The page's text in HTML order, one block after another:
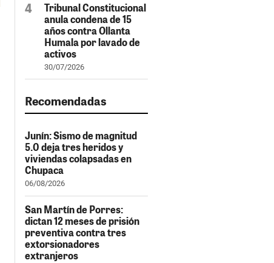
Tribunal Constitucional
anula condena de 15
años contra Ollanta
Humala por lavado de
activos
30/07/2026
Recomendadas
Junín: Sismo de magnitud
5.0 deja tres heridos y
viviendas colapsadas en
Chupaca
06/08/2026
San Martín de Porres:
dictan 12 meses de prisión
preventiva contra tres
extorsionadores
extranjeros